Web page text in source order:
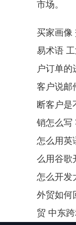
市场。
买家画像
易术语
户订单
客户说邮
断客户是
销怎么写
怎么用英
么用谷歌
怎么开发
外贸如何
贸 中东